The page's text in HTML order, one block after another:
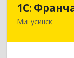
1С:
Минусинск662610,